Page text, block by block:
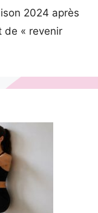
2024 après
de « revenir